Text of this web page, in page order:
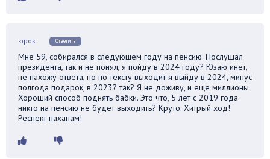
юрок Ответить
Мне 59, собирался в следующем году на пенсию. Послушал
президента, так и не понял, я пойду в 2024 году? Юзаю инет,
не нахожу ответа, но по тексту выходит я выйду в 2024, минус
полгода подарок, в 2023? так? Я не доживу, и еще миллионы.
Хороший способ поднять бабки. Это что, 5 лет с 2019 года
никто на пенсию не будет выходить? Круто. Хитрый ход!
Респект паханам!